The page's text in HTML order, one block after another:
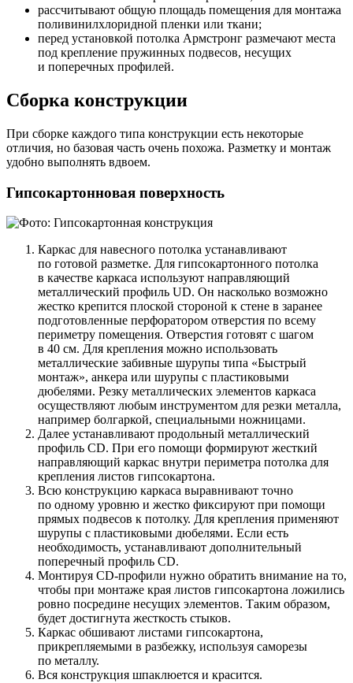
рассчитывают общую площадь помещения для монтажа
поливинилхлоридной пленки или ткани;
перед установкой потолка Армстронг размечают места
под крепление пружинных подвесов, несущих
и поперечных профилей.
Сборка конструкции
При сборке каждого типа конструкции есть некоторые
отличия, но базовая часть очень похожа. Разметку и монтаж
удобно выполнять вдвоем.
Гипсокартонновая поверхность
Каркас для навесного потолка устанавливают
по готовой разметке. Для гипсокартонного потолка
в качестве каркаса используют направляющий
металлический профиль UD. Он насколько возможно
жестко крепится плоской стороной к стене в заранее
подготовленные перфоратором отверстия по всему
периметру помещения. Отверстия готовят с шагом
в 40 см. Для крепления можно использовать
металлические забивные шурупы типа «Быстрый
монтаж», анкера или шурупы с пластиковыми
дюбелями. Резку металлических элементов каркаса
осуществляют любым инструментом для резки металла,
например болгаркой, специальными ножницами.
Далее устанавливают продольный металлический
профиль CD. При его помощи формируют жесткий
направляющий каркас внутри периметра потолка для
крепления листов гипсокартона.
Всю конструкцию каркаса выравнивают точно
по одному уровню и жестко фиксируют при помощи
прямых подвесов к потолку. Для крепления применяют
шурупы с пластиковыми дюбелями. Если есть
необходимость, устанавливают дополнительный
поперечный профиль CD.
Монтируя CD-профили нужно обратить внимание на то,
чтобы при монтаже края листов гипсокартона ложились
ровно посредине несущих элементов. Таким образом,
будет достигнута жесткость стыков.
Каркас обшивают листами гипсокартона,
прикрепляемыми в разбежку, используя саморезы
по металлу.
Вся конструкция шпаклюется и красится.